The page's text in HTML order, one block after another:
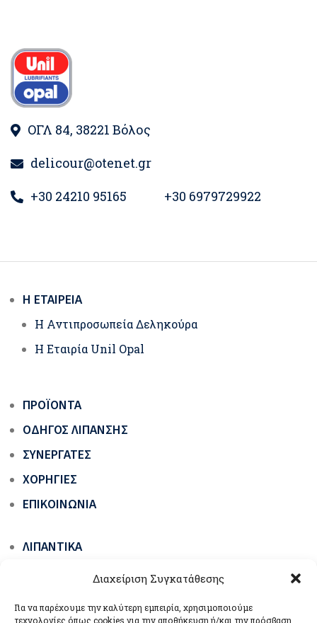
Διαχείριση Συγκατάθεσης
Για να παρέχουμε την καλύτερη εμπειρία, χρησιμοποιούμε
τεχνολογίες όπως cookies για την αποθήκευση ή/και την πρόσβαση
ΟΓΛ 84, 38221 Βόλος
delicour@otenet.gr
+30 24210 95165
+30 6979729922
Η ΕΤΑΙΡΕΊΑ
Η Αντιπροσωπεία Δεληκούρα
Η Εταιρία Unil Opal
ΠΡΟΪΌΝΤΑ
ΟΔΗΓΌΣ ΛΊΠΑΝΣΗΣ
ΣΥΝΕΡΓΆΤΕΣ
ΧΟΡΗΓΊΕΣ
ΕΠΙΚΟΙΝΩΝΊΑ
ΛΙΠΑΝΤΙΚΆ
ΓΡΆΣΑ ΟΧΗΜΆΤΩΝ & ΜΗΧΑΝΗΜΆΤΩΝ ΈΡΓΩΝ